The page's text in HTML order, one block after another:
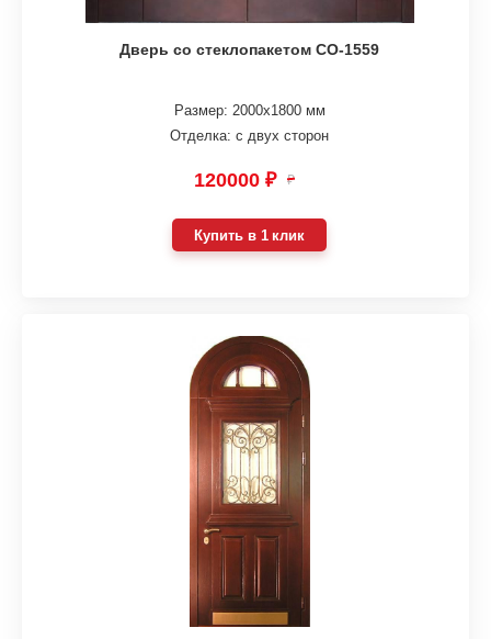
Дверь со стеклопакетом СО-1559
Размер: 2000х1800 мм
Отделка: с двух сторон
120000 ₽ ₽
Купить в 1 клик